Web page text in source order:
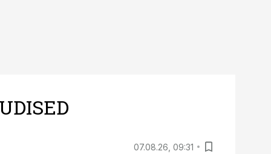
07.08.26, 09:31